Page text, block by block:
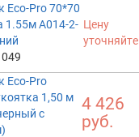
Eco-Pro 70*70
1.55м A014-2- Цену
уточняйте
Eco-Pro
1,50 м
с
4 426
руб.